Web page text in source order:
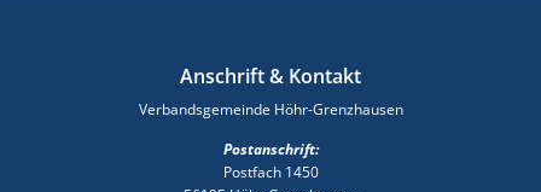
Anschrift & Kontakt
Verbandsgemeinde Höhr-Grenzhausen
Postanschrift:
Postfach 1450